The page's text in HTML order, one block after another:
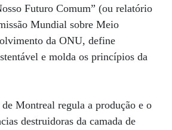
Futuro Comum” (ou relatório
Mundial sobre Meio
da ONU, define
e molda os princípios da
Montreal regula a produção e o
destruidoras da camada de